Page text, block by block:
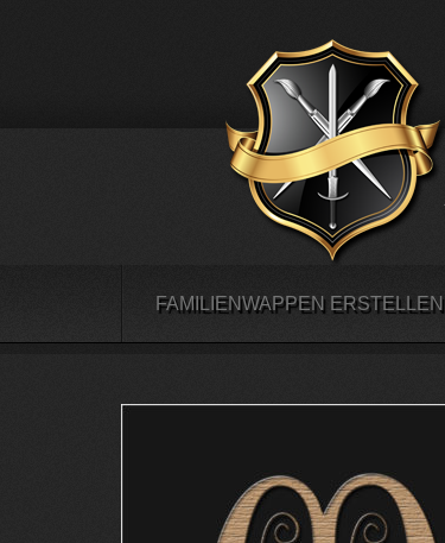
FAMILIENWAPPEN ERSTELLEN